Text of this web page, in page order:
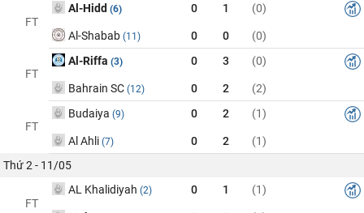
FT
Al-Hidd (6) 0 1 (0)
Al-Shabab (11) 0 0 (0)
FT
Al-Riffa (3) 0 3 (0)
Bahrain SC (12) 0 2 (2)
FT
Budaiya (9) 0 2 (1)
Al Ahli (7) 0 2
(1)
Thứ 2 - 11/05
FT
AL Khalidiyah (2) 0 1 (1)